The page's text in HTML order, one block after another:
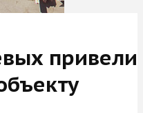
привели